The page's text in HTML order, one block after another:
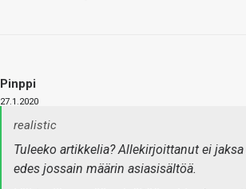
Pinppi
27.1.2020
realistic
Tuleeko artikkelia? Allekirjoittanut ei
edes jossain määrin asiasisältöä.